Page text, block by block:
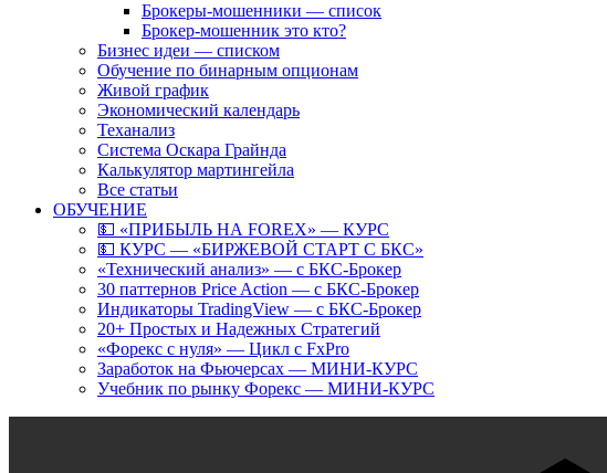
Брокеры-мошенники — список
Брокер-мошенник это кто?
Бизнес идеи — списком
Обучение по бинарным опционам
Живой график
Экономический календарь
Теханализ
Система Оскара Грайнда
Калькулятор мартингейла
Все статьи
ОБУЧЕНИЕ
💵 «ПРИБЫЛЬ НА FOREX» — КУРС
💵 КУРС — «БИРЖЕВОЙ СТАРТ С БКС»
«Технический анализ» — с БКС-Брокер
30 паттернов Price Action — с БКС-Брокер
Индикаторы TradingView — с БКС-Брокер
20+ Простых и Надежных Стратегий
«Форекс с нуля» — Цикл с FxPro
Заработок на Фьючерсах — МИНИ-КУРС
Учебник по рынку Форекс — МИНИ-КУРС